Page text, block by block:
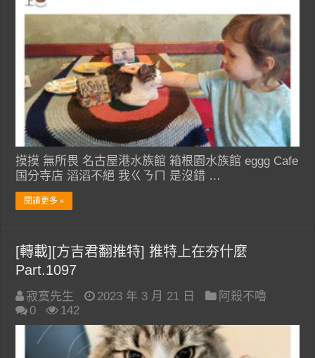
摸摸 無所畏 名古屋港水族館 箱根園水族館 eggg Cafe
国分寺店 滔滔不絕 我ㄍㄋㄇ 是沒錯 …
閱讀更多 »
[轉載][方吉君翻推特] 推特上在夯什麼
Part.1097
寂寞先生 2023 年 3 月 21 日
阿殺不嚕
0
142